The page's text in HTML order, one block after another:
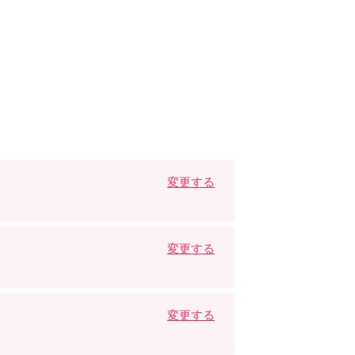
変更する
変更する
変更する